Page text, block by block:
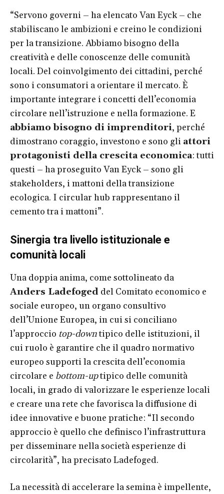
“Servono governi – ha elencato Van Eyck – che
stabiliscano le ambizioni e creino le condizioni
per la transizione. Abbiamo bisogno della
creatività e delle conoscenze delle comunità
locali. Del coinvolgimento dei cittadini, perché
sono i consumatori a orientare il mercato. È
importante integrare i concetti dell’economia
circolare nell’istruzione e nella formazione. E
abbiamo bisogno di imprenditori, perché
dimostrano coraggio, investono e sono gli attori
protagonisti della crescita economica: tutti
questi – ha proseguito Van Eyck – sono gli
stakeholders, i mattoni della transizione
ecologica. I circular hub rappresentano il
cemento tra i mattoni”.
Sinergia tra livello istituzionale e
comunità locali
Una doppia anima, come sottolineato da
Anders Ladefoged del Comitato economico e
sociale europeo, un organo consultivo
dell’Unione Europea, in cui si conciliano
l’approccio top-downtipico delle istituzioni, il
cui ruolo è garantire che il quadro normativo
europeo supporti la crescita dell’economia
circolare e bottom-uptipico delle comunità
locali, in grado di valorizzare le esperienze locali
e creare una rete che favorisca la diffusione di
idee innovative e buone pratiche: “Il secondo
approccio è quello che definisco l’infrastruttura
per disseminare nella società esperienze di
circolarità”, ha precisato Ladefoged.
La necessità di accelerare la semina è impellente,